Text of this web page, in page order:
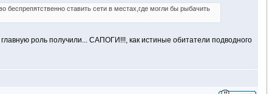
ставить сети в местах,где могли бы рыбачить
роль получили... САПОГИ!!!, как истиные обитатели подводного